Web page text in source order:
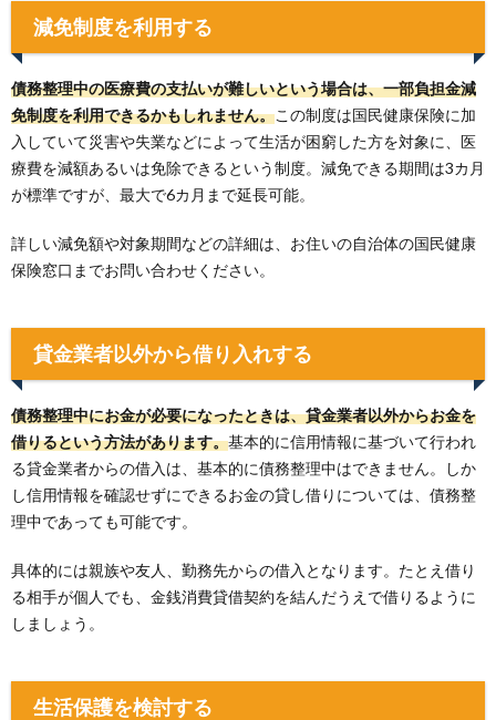
減免制度を利用する
債務整理中の医療費の支払いが難しいという場合は、一部負担金減
免制度を利用できるかもしれません。この制度は国民健康保険に加
入していて災害や失業などによって生活が困窮した方を対象に、医
療費を減額あるいは免除できるという制度。減免できる期間は3カ月
が標準ですが、最大で6カ月まで延長可能。
詳しい減免額や対象期間などの詳細は、お住いの自治体の国民健康
保険窓口までお問い合わせください。
貸金業者以外から借り入れする
債務整理中にお金が必要になったときは、貸金業者以外からお金を
借りるという方法があります。基本的に信用情報に基づいて行われ
る貸金業者からの借入は、基本的に債務整理中はできません。しか
し信用情報を確認せずにできるお金の貸し借りについては、債務整
理中であっても可能です。
具体的には親族や友人、勤務先からの借入となります。たとえ借り
る相手が個人でも、金銭消費貸借契約を結んだうえで借りるように
しましょう。
生活保護を検討する